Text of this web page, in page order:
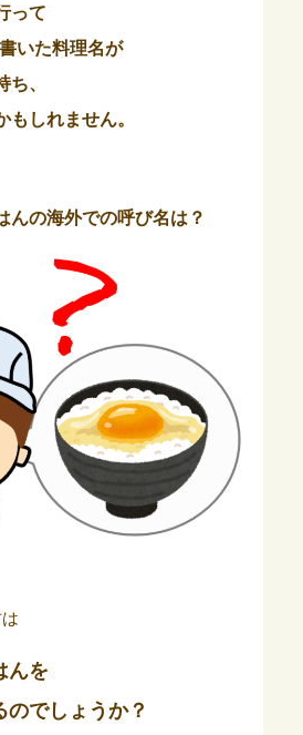
って
いた料理名が
ち、
もしれません。
の海外での呼び名は？
んを
のでしょうか？